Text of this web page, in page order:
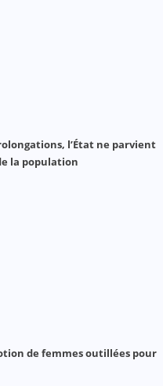
l’État ne parvient
la population
de femmes outillées pour